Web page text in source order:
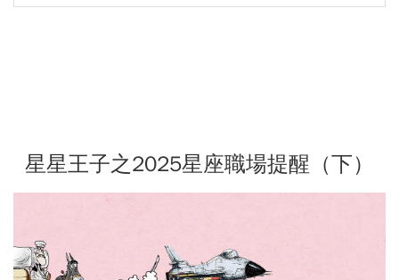
星星王子之2025星座職場提醒（下）